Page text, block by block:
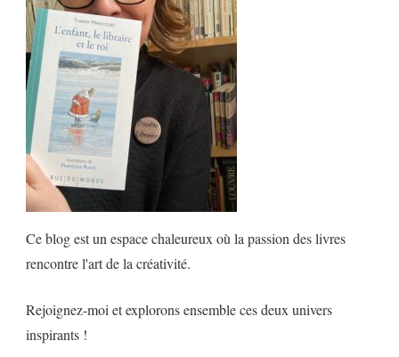
Ce blog est un espace chaleureux où la passion des livres
rencontre l'art de la créativité.
Rejoignez-moi et explorons ensemble ces deux univers
inspirants !